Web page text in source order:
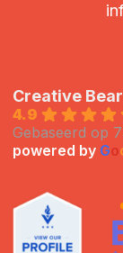
Creative
4.9
Gebaseerd op
powered by Go